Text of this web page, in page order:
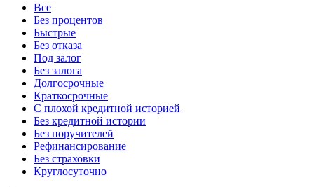
Все
Без процентов
Быстрые
Без отказа
Под залог
Без залога
Долгосрочные
Краткосрочные
С плохой кредитной историей
Без кредитной истории
Без поручителей
Рефинансирование
Без страховки
Круглосуточно